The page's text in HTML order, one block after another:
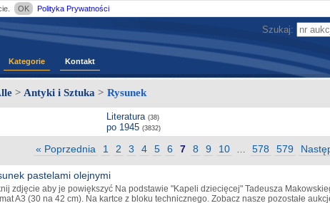
OK Polityka Prywatności
Kategorie Kontakt
Szukaj:
> Antyki i Sztuka > Rysunek
Literatura (38)
po 1945 (3832)
« Poprzednia 1 2 3 4 5 6 7 8 9 10 … 578 579
pastelami olejnymi
zdjęcie aby je powiększyć Na podstawie "Kapeli dziecięcej" Tadeusza
A3 (30 na 42 cm). Na kartce z bloku technicznego. Zobacz nasze pozostałe